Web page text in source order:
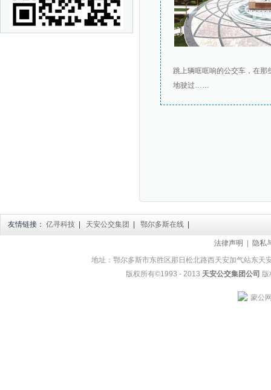
跳上辆哐哐响的公交车，在那
地驶过……
友情链接： 亿寻科技 天安公交集团 鄂尔多斯在线
法律声明
隐私
地址：鄂尔多斯市东胜区那日松北路西天安加气站东
版权所有©1993 - 2013 天安公交集团公司
蒙公